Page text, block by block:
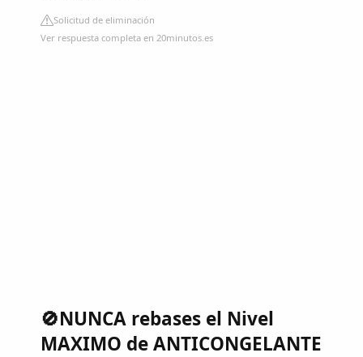
Solicitud de eliminación
Ver respuesta completa en 20minutos.es
🚫NUNCA rebases el Nivel
MAXIMO de ANTICONGELANTE